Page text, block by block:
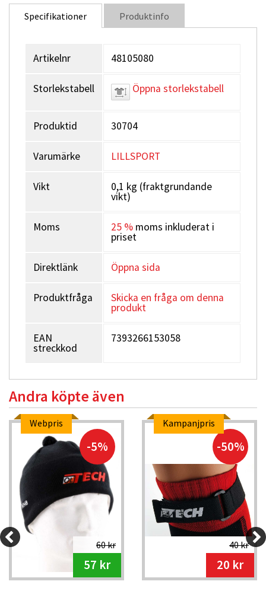
Foder:
Passform:
Specifikationer Produktinfo
Artikelnr 48105080
Storlekstabell Öppna storlekstabell
Produktid 30704
Varumärke LILLSPORT
Vikt 0,1 kg (fraktgrundande
vikt)
Moms 25 % moms inkluderat i
priset
Direktlänk Öppna sida
Produktfråga Skicka en fråga om denna
produkt
EAN
streckkod
7393266153058
Andra köpte även
Webpris
-5%
60 kr
57 kr
Kampanjpris
-50%
40 kr
20 kr